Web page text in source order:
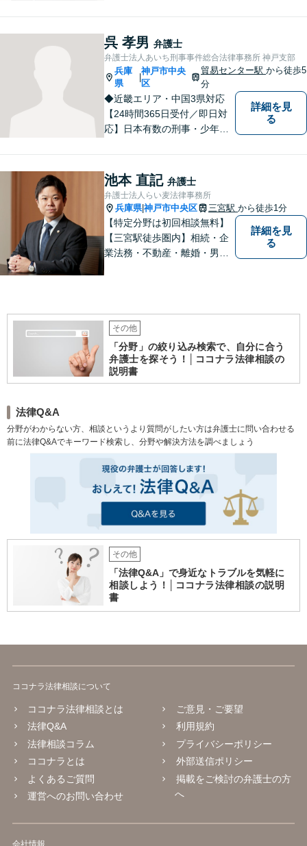
総合法律事務所！相談件数24,
700件以上、不起訴・無罪獲
得2,800件以上、多数の釈放保
釈実績で依頼者の社会復帰を
強力に弁護します！
呉 孝男 弁護士
弁護士法人あいち刑事事件総合法律事務所 神戸支部
兵庫
県
神戸市中央
区
貿易センター駅から徒歩5
分
◆近畿エリア・中国3県対応
【24時間365日受付／即日対
応】日本有数の刑事・少年事
総合法律事務所！相談件数24,
700件以上、不起訴・無罪獲
得2,800件以上、多数の釈放保
釈実績で依頼者の社会復帰を
強力に弁護します！
詳細を見
る
池本 直記 弁護士
弁護士法人らい麦法律事務所
兵庫県|神戸市中央区 三宮駅 から徒歩1分
【特定分野は初回相談無料】
【三宮駅徒歩圏内】相続・企
業法務・不動産・離婚・男女
い、誠実に対応します。お困
りの際はぜひご相談くださ
い。【休日夜間ご相談可】
詳細を見
る
その他
「分野」の絞り込み検索で、自分に合う
弁護士を探そう！│ココナラ法律相談の
説明書
法律Q&A
分野がわからない方、相談というより質問がしたい方は弁護士に問い合わせる
前に法律Q&Aでキーワード検索し、分野や解決方法を調べましょう
その他
「法律Q&A」で身近なトラブルを気軽に
相談しよう！│ココナラ法律相談の説明
書
ココナラ法律相談について
ココナラ法律相談とは
法律Q&A
法律相談コラム
ココナラとは
よくあるご質問
運営へのお問い合わせ
ご意見・ご要望
利用規約
プライバシーポリシー
外部送信ポリシー
掲載をご検討の弁護士の方
へ